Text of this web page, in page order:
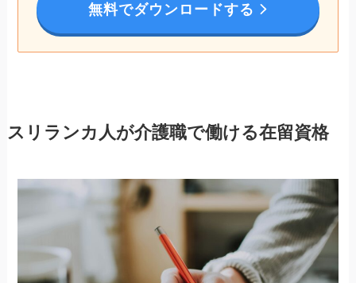
無料でダウンロードする
スリランカ人が介護職で働ける在留資格